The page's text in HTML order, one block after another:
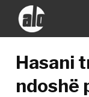
Hasani
ndoshë